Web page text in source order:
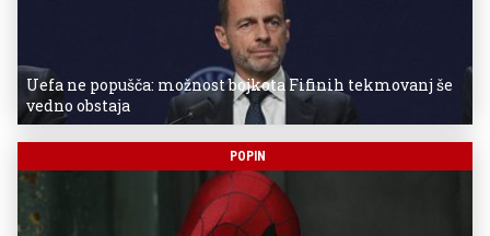
Uefa ne popušča: možnost bojkota Fifinih tekmovanj še
vedno obstaja
POPIN